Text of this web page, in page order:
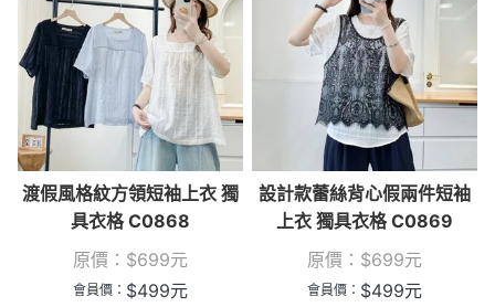
渡假風格紋方領短袖上衣 獨
具衣格 C0868
原價： $699元
會員價： $499元
設計款蕾絲背心假兩件短袖
上衣 獨具衣格 C0869
原價： $699元
會員價： $499元